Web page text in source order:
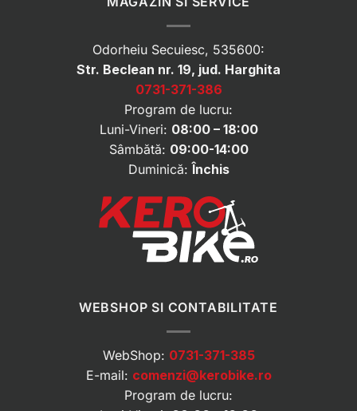
Odorheiu Secuiesc, 535600:
Str. Beclean nr. 19, jud. Harghita
0731-371-386
Program de lucru:
Luni-Vineri: 08:00 – 18:00
Sâmbătă: 09:00-14:00
Duminică:Închis
WEBSHOP SI CONTABILITATE
WebShop: 0731-371-385
E-mail: comenzi@kerobike.ro
Program de lucru: